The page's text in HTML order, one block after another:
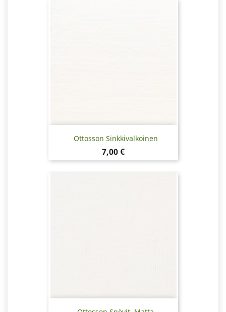
Ottosson Sinkkivalkoinen
Hinta
7,00 €